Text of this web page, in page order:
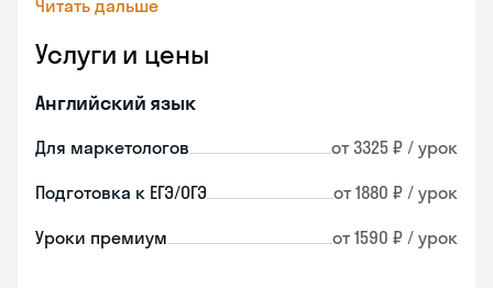
Читать дальше
Услуги и цены
Английский язык
Для маркетологов от 3325 ₽ / урок
Подготовка к ЕГЭ/ОГЭ от 1880 ₽ / урок
Уроки премиум от 1590 ₽ / урок